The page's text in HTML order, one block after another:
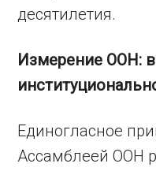
десятилетия.
Измерение ООН:
Единогласное
Ассамблеей ООН